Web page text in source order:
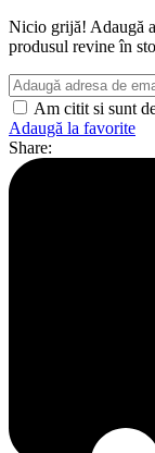
Nicio grijă! Adaugă
produsul revine în
Am citit si sunt
Adaugă la favorite
Share: